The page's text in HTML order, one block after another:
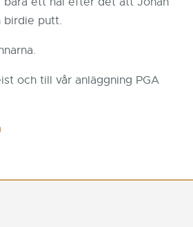
birdie putt.
och till vår anläggning PGA